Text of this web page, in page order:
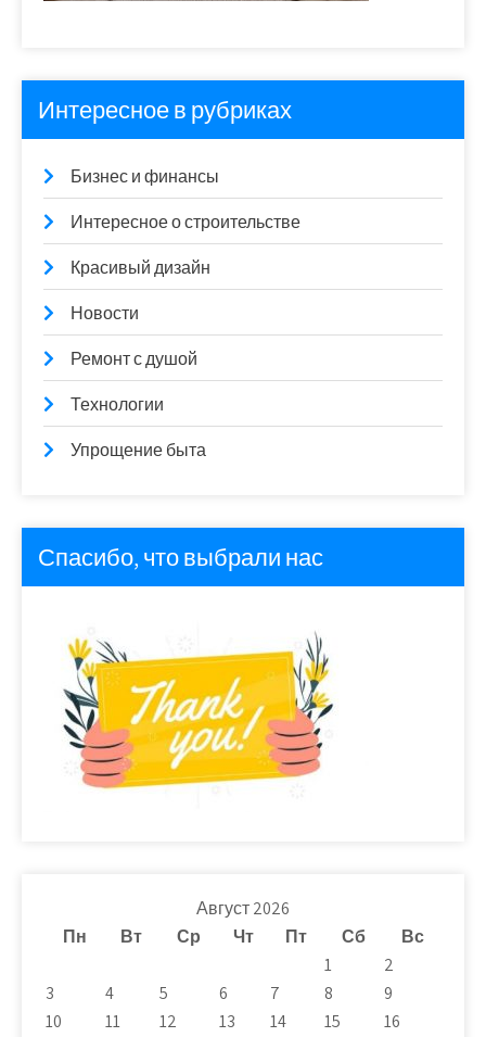
Интересное в рубриках
Бизнес и финансы
Интересное о строительстве
Красивый дизайн
Новости
Ремонт с душой
Технологии
Упрощение быта
Спасибо, что выбрали нас
Август 2026
Пн
Вт Ср Чт Пт Сб
Вс
1
2
3
4 5 6 7 8
9
10
11 12 13 14 15
16